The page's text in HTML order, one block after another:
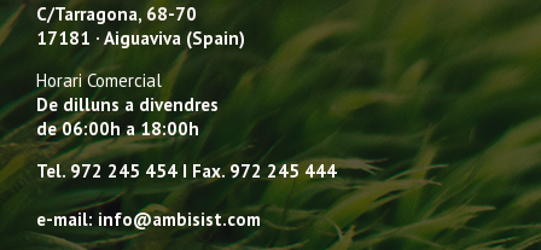
C/Tarragona, 68-70
17181 · Aiguaviva (Spain)
Horari Comercial
De dilluns a divendres
de 06:00h a 18:00h
Tel. 972 245 454 I Fax. 972 245 444
e-mail: info@ambisist.com